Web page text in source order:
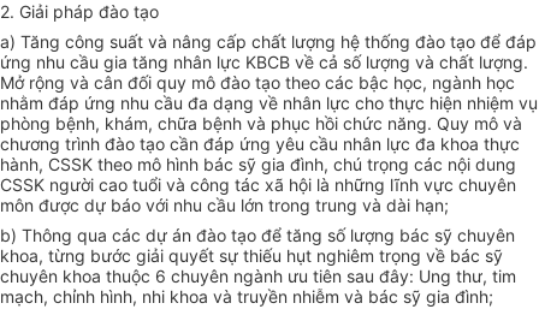
2. Giải pháp đào tạo
a) Tăng công suất và nâng cấp chất lượng hệ thống đào tạo để đáp
ứng nhu cầu gia tăng nhân lực KBCB về cả số lượng và chất lượng.
Mở rộng và cân đối quy mô đào tạo theo các bậc học, ngành học
nhằm đáp ứng nhu cầu đa dạng về nhân lực cho thực hiện nhiệm vụ
phòng bệnh, khám, chữa bệnh và phục hồi chức năng. Quy mô và
chương trình đào tạo cần đáp ứng yêu cầu nhân lực đa khoa thực
hành, CSSK theo mô hình bác sỹ gia đình, chú trọng các nội dung
CSSK người cao tuổi và công tác xã hội là những lĩnh vực chuyên
môn được dự báo với nhu cầu lớn trong trung và dài hạn;
b) Thông qua các dự án đào tạo để tăng số lượng bác sỹ chuyên
khoa, từng bước giải quyết sự thiếu hụt nghiêm trọng về bác sỹ
chuyên khoa thuộc 6 chuyên ngành ưu tiên sau đây: Ung thư, tim
mạch, chỉnh hình, nhi khoa và truyền nhiễm và bác sỹ gia đình;